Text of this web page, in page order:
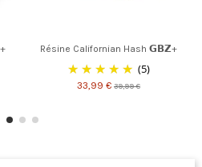
Résine Californian Hash 𝗚𝗕𝗭+
(5)
33,99 € 39,99 €